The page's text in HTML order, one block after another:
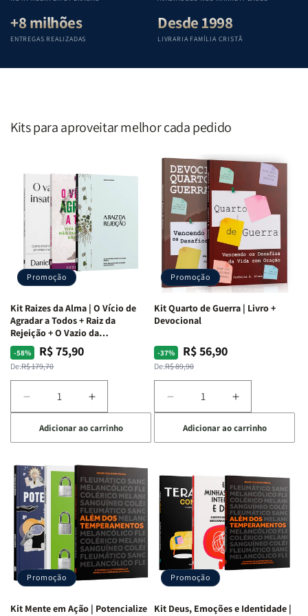
+8 milhões
ENTREGAS REALIZADAS
Desde 1998
LIVRARIA FAMÍLIA CRISTÃ
Kits para aproveitar melhor cada pedido
Promoção
Kit Raizes da Alma | O Vício de
Agradar a Todos + Raiz da
Rejeição + O Vazio da
Insatisfação.
-58%
Preço
normal
De:R$ 179,70
Preço
promocional
R$ 75,90
Diminuir
a
quantidade
de
Raizes
da
Alma
|
O
Vício
Agradar
a
Todos
Aumentar
a
quantidade
de
Raizes
da
Alma
|
O
Vício
de
Agradar
Todos
Adicionar ao carrinho
Promoção
Kit Quarto de Guerra | Livro +
Devocional
-37%
Preço
normal
De:R$ 89,90
Preço
promocional
R$ 56,90
Diminuir
a
quantidade
de
Quarto
de
Guerra
Livro
+
Devocional
Aumentar
a
quantidade
de
Quarto
de
Guerra
|
Livro
+
Devocional
Adicionar ao carrinho
Promoção
Kit Mente em Ação | Potencialize
Promoção
Kit Deus, Emoções e Identidade |